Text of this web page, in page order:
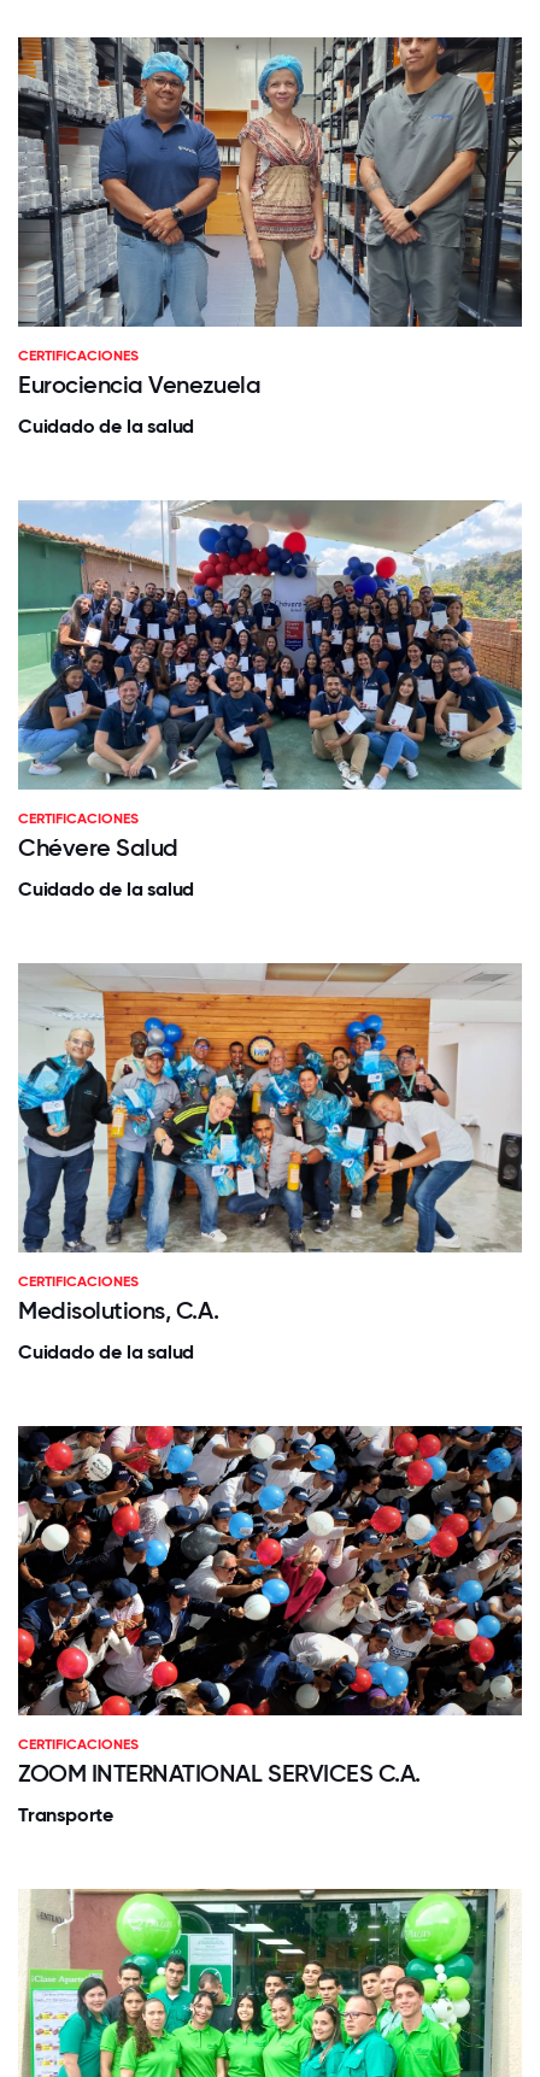
CERTIFICACIONES
Eurociencia Venezuela
Cuidado de la salud
CERTIFICACIONES
Chévere Salud
Cuidado de la salud
CERTIFICACIONES
Medisolutions, C.A.
Cuidado de la salud
CERTIFICACIONES
ZOOM INTERNATIONAL SERVICES C.A.
Transporte